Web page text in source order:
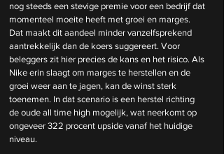
nog steeds een stevige premie voor een bedrijf dat
momenteel moeite heeft met groei en marges.
Dat maakt dit aandeel minder vanzelfsprekend
aantrekkelijk dan de koers suggereert. Voor
beleggers zit hier precies de kans en het risico. Als
Nike erin slaagt om marges te herstellen en de
groei weer aan te jagen, kan de winst sterk
toenemen. In dat scenario is een herstel richting
de oude all time high mogelijk, wat neerkomt op
ongeveer 322 procent upside vanaf het huidige
niveau.